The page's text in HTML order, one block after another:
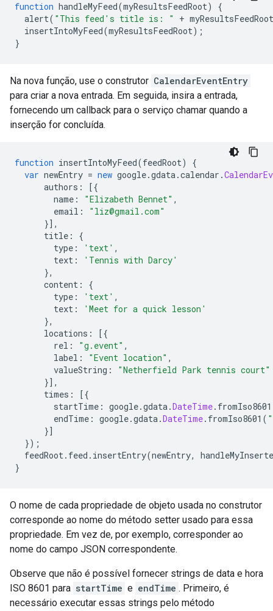
function handleMyFeed(myResultsFeedRoot)
{
alert( "This feed's title is: " + myResultsFeedRoot
insertIntoMyFeed(myResultsFeedRoot);
}
Na nova função, use o construtor CalendarEventEntry
para criar a nova entrada. Em seguida, insira a entrada,
fornecendo um callback para o serviço chamar quando a
inserção for concluída.
function insertIntoMyFeed(feedRoot)
{
var newEntry = new google.gdata.calendar .
authors :
[{
name : "Elizabeth Bennet" ,
email :
"liz@gmail.com"
}],
title :
{
type : 'text' ,
text :
'Tennis with Darcy'
},
content :
{
type : 'text' ,
text :
'Meet for a quick lesson'
},
locations :
[{
rel : "g.event" ,
label : "Event location" ,
valueString :
"Netherfield Park tennis court"
}],
times :
[{
startTime : google.gdata.DateTime. fromIso8601
endTime : google.gdata.DateTime. fromIso8601 (
}]
});
feedRoot. feed . insertEntry(newEntry,
}
O nome de cada propriedade de objeto usada no construtor
corresponde ao nome do método setter usado para essa
propriedade. Em vez de, por exemplo, corresponder ao
nome do campo JSON correspondente.
Observe que não é possível fornecer strings de data e hora
ISO 8601 para startTime e endTime . Primeiro, é
necessário executar essas strings pelo método